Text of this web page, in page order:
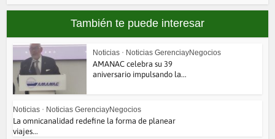
También te puede interesar
Noticias • Noticias GerenciayNegocios
AMANAC celebra su 39
aniversario impulsando la...
Noticias • Noticias GerenciayNegocios
La omnicanalidad redefine la forma de planear
viajes...